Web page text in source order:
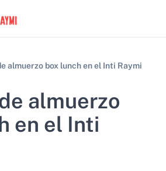
almuerzo box lunch en el Inti Raymi
almuerzo
en el Inti